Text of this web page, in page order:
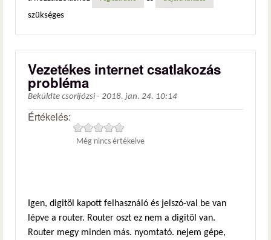
szükséges
Vezetékes internet csatlakozás
probléma
Beküldte csorijózsi - 2018. jan. 24. 10:14
Értékelés:
Még nincs értékelve
Igen, digitöl kapott felhasználó és jelszó-val be van
lépve a router. Router oszt ez nem a digitöl van.
Router megy minden más. nyomtató. nejem gépe,